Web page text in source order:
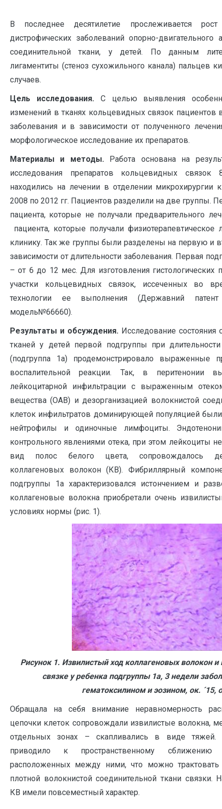
В последнее десятилетие прослеживается рост
дистрофических заболеваний опорно-
соединительной ткани, у детей. По данным
лигаментиты (стеноз сухожильного канала) пальцев
случаев.
Цель исследования. С целью выявления
изменений в тканях кольцевидных связок пациентов
заболевания и в зависимости от полученного
морфологическое исследование их препаратов.
Материалы и методы. Работа основана на
исследования препаратов кольцевидных связок
находились на лечении в отделении
2008 по 2012 гг. Пациентов разделили на две группы.
пациента, которые не получали предварительного
пациента, которые получали
клинику. Так же группы были разделены на первую и
зависимости от длительности заболевания. Первая
– от 6 до 12 мес. Для изготовления гистологических
участки кольцевидных связок, иссеченных во
технологии ее выполнения (Державний
модель№66660).
Результаты и обсуждения. Исследование
тканей у детей первой подгруппы при
(подгруппа 1а) продемонстрировало выраженные
воспалительной реакции. Так, в перитенонии
лейкоцитарной инфильтрации с выраженным
вещества (ОАВ) и дезорганизацией волокнистой
клеток инфильтратов доминирующей популяцией
нейтрофилы и одиночные лимфоциты.
контрольного явлениями отека, при этом лейкоциты
вид полос белого цвета, сопровождалось
коллагеновых волокон (КВ). Фибриллярный
подгруппы 1а характеризовался истончением и
коллагеновые волокна приобретали очень
условиях нормы (рис. 1).
Рисунок 1. Извилистый ход коллагеновых волокон
связке у ребенка подгруппы 1а, 3 недели
гематоксилином и эозином, ок. ´15,
Обращала на себя внимание неравномерность
цепочки клеток сопровождали извилистые волокна,
отдельных зонах – скапливались в виде тяжей.
приводило к пространственному сближению
расположенных между ними, что можно трактовать
плотной волокнистой соединительной ткани связки.
КВ имели повсеместный характер.